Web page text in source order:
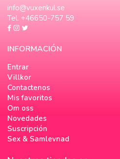
info@vuxenkul.se
Tel. +46650-757 59
INFORMACIÓN
Entrar
Villkor
Contactenos
Mis favoritos
Om oss
Novedades
Suscripción
Sex & Samlevnad